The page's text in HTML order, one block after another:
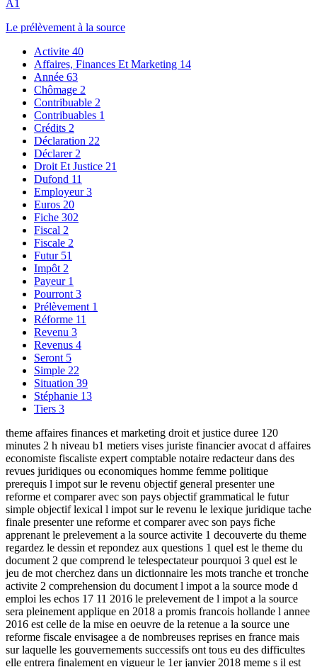
A1
Le prélèvement à la source
Activite 40
Affaires, Finances Et Marketing 14
Année 63
Chômage 2
Contribuable 2
Contribuables 1
Crédits 2
Déclaration 22
Déclarer 2
Droit Et Justice 21
Dufond 11
Employeur3
Euros 20
Fiche 302
Fiscal 2
Fiscale 2
Futur 51
Impôt 2
Payeur 1
Pourront 3
Prélèvement 1
Réforme 11
Revenu 3
Revenus 4
Seront 5
Simple 22
Situation 39
Stéphanie 13
Tiers 3
theme affaires finances et marketing droit et justice duree 120
minutes 2 h niveau b1 metiers vises juriste financier avocat d affaires
economiste fiscaliste expert comptable notaire redacteur dans des
revues juridiques ou economiques homme femme politique
prerequis l impot sur le revenu objectif general presenter une
reforme et comparer avec son pays objectif grammatical le futur
simple objectif lexical l impot sur le revenu le lexique juridique tache
finale presenter une reforme et comparer avec son pays fiche
apprenant le prelevement a la source activite 1 decouverte du theme
regardez le dessin et repondez aux questions 1 quel est le theme du
document 2 que comprend le telespectateur pourquoi 3 quel est le
jeu de mot cherchez dans un dictionnaire les mots tranche et tronche
activite 2 comprehension du document l impot a la source mode d
emploi les echos 17 11 2016 le prelevement de l impot a la source
sera pleinement applique en 2018 a promis francois hollande l annee
2016 est celle de la mise en oeuvre de la retenue a la source une
reforme fiscale envisagee a de nombreuses reprises en france mais
sur laquelle les gouvernements successifs ont tous eu des difficultes
elle entrera finalement en vigueur le 1er janvier 2018 meme s il est